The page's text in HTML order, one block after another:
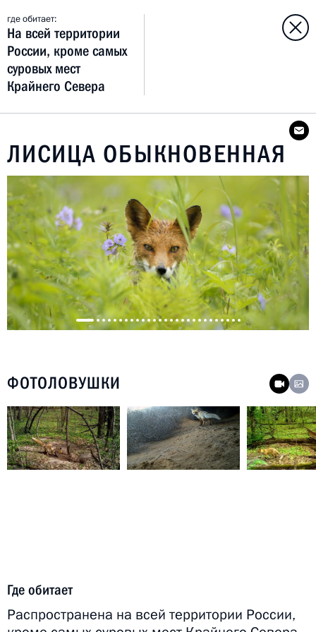
где обитает:
На всей территории
России, кроме самых
суровых мест
Крайнего Севера
ЛИСИЦА ОБЫКНОВЕННАЯ
ФОТОЛОВУШКИ
Где обитает
Распространена на всей территории России,